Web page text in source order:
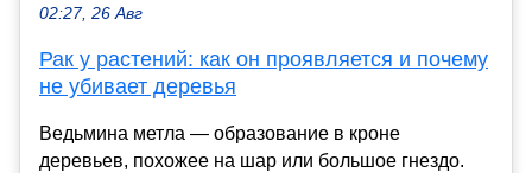
02:27, 26 Авг
Рак у растений: как он проявляется и почему
не убивает деревья
Ведьмина метла — образование в кроне
деревьев, похожее на шар или большое гнездо.